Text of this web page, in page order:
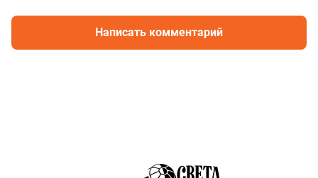
Написать комментарий